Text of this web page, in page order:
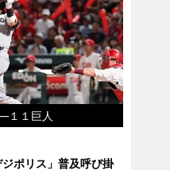
１１巨人
ジポリス」普及呼び掛